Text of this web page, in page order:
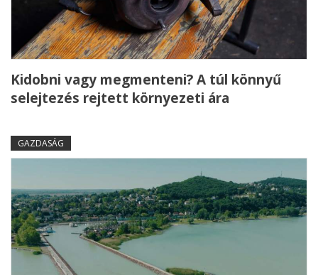
Kidobni vagy megmenteni? A túl könnyű
selejtezés rejtett környezeti ára
GAZDASÁG